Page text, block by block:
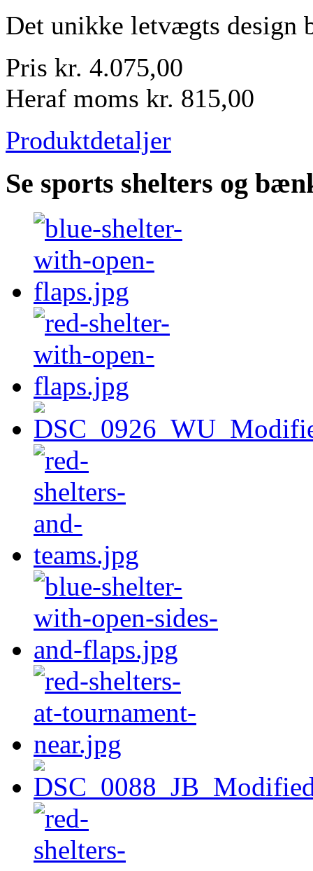
Det unikke letvægts design
Pris kr. 4.075,00
Heraf moms kr. 815,00
Produktdetaljer
Se sports shelters og